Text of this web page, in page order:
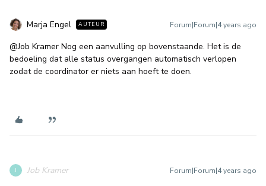
Marja Engel AUTEUR Forum|Forum|4 years ago
@Job Kramer Nog een aanvulling op bovenstaande. Het is de
bedoeling dat alle status overgangen automatisch verlopen
zodat de coordinator er niets aan hoeft te doen.
J Job Kramer Forum|Forum|4 years ago